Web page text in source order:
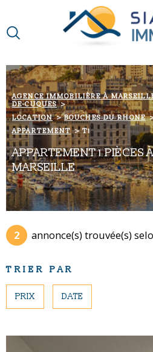
menu
contenu
AGENCE IMMOBILIÈRE À
DE-CUQUES
LOCATION
BOUCHES DU RHONE
APPARTEMENT
T1
APPARTEMENT 1 PIÈCES
MARSEILLE
2 annonce(s) trouvée(s)
TRIER PAR
PRIX DATE
TYPE
TYPE
DE
BIEN
TYPE
VILLE